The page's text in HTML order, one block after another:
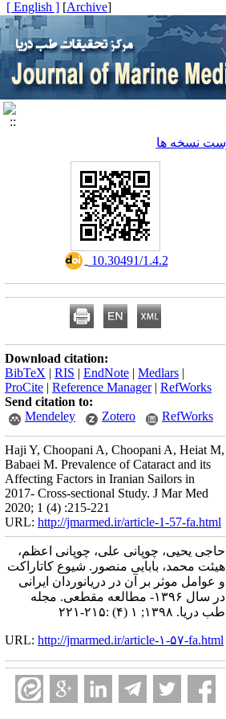
[
Archive
]
[ English ]
نسخه ها
‎ 10.30491/1.4.2
Download citation:
BibTeX | RIS | EndNote | Medlars |
ProCite | Reference Manager| RefWorks
Send citation to:
Mendeley
Zotero RefWorks
Haji Y, Choopani A, Choopani A, Heiat M,
Babaei M. Prevalence of Cataract and its
Affecting Factors in Iranian Sailors in
2017- Cross-sectional Study. J Mar Med
2020; 1 (4) :215-221
URL: http://jmarmed.ir/article-1-57-fa.html
حاجی یحیی، چوپانی علی، چوپانی اعظم،
هیئت محمد، بابایی منصور. شیوع کاتاراکت
و عوامل موثر بر آن در دریانوردان ایرانی
در سال ۱۳۹۶- مطالعه مقطعی. مجله
طب دریا. ۱۳۹۸; ۱ (۴) :۲۱۵-۲۲۱
URL: http://jmarmed.ir/article-۱-۵۷-fa.html